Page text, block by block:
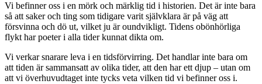
Vi befinner oss i en mörk och märklig tid i historien. Det är inte bara
så att saker och ting som tidigare varit självklara är på väg att
försvinna och dö ut, vilket ju är oundvikligt. Tidens obönhörliga
flykt har poeter i alla tider kunnat dikta om.
Vi verkar snarare leva i en tidsförvirring. Det handlar inte bara om
att tiden är sammansatt av olika tider, att den har ett djup – utan om
att vi överhuvudtaget inte tycks veta vilken tid vi befinner oss i.